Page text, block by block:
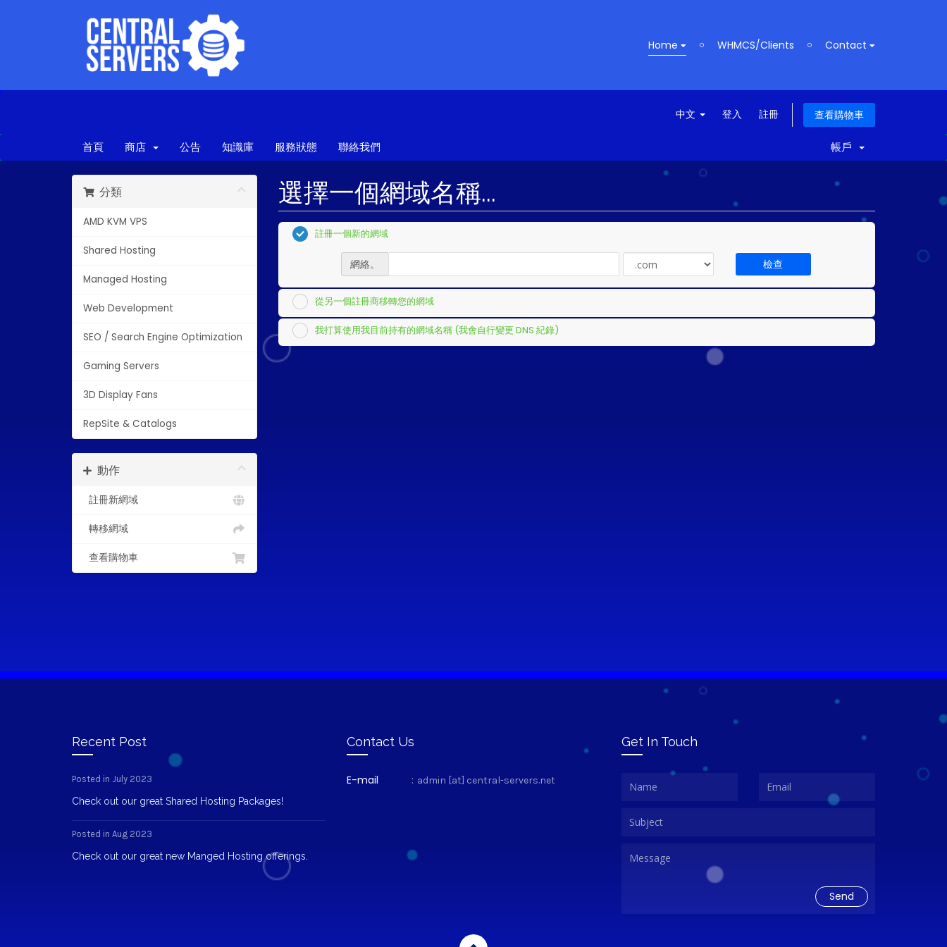
Home WHMCS/Clients Contact
中文 登入 註冊 查看購物車
首頁 商店 公告 知識庫 服務狀態 聯絡我們 帳戶
分類
AMD KVM VPS
Shared Hosting
Managed Hosting
Web Development
SEO / Search Engine Optimization
Gaming Servers
3D Display Fans
RepSite & Catalogs
動作
註冊新網域
轉移網域
查看購物車
選擇一個網域名稱...
註冊一個新的網域
網絡。 檢查
從另一個註冊商移轉您的網域
我打算使用我目前持有的網域名稱 (我會自行變更 DNS 紀錄)
Recent Post
Posted in July 2023
Check out our great Shared Hosting Packages!
Posted in Aug 2023
Check out our great new Manged Hosting offerings.
Contact Us
E-mail : admin [at] central-servers.net
Get In Touch